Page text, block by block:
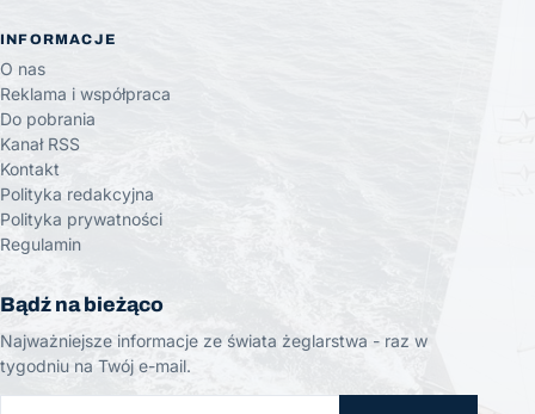
INFORMACJE
O nas
Reklama i współpraca
Do pobrania
Kanał RSS
Kontakt
Polityka redakcyjna
Polityka prywatności
Regulamin
Bądź na bieżąco
Najważniejsze informacje ze świata żeglarstwa - raz w
tygodniu na Twój e-mail.